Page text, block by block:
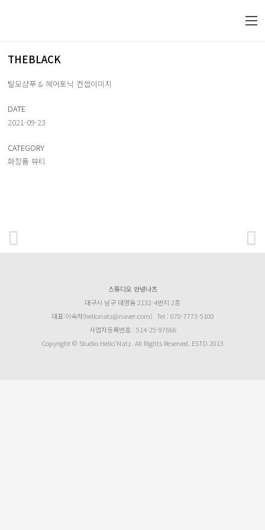
THEBLACK
탈모샴푸 & 헤어토닉 컨셉이미지
DATE
2021-09-23
CATEGORY
화장품 뷰티
스튜디오 안녕나츠
대구시 남구 대명동 2132-4번지 2층
대표:이숙자(hellonatz@naver.com) Tel : 070-7773-5100
사업자등록번호 : 514-25-97666
Copyright © Studio Hello’Natz. All Rights Reserved. ESTD 2013